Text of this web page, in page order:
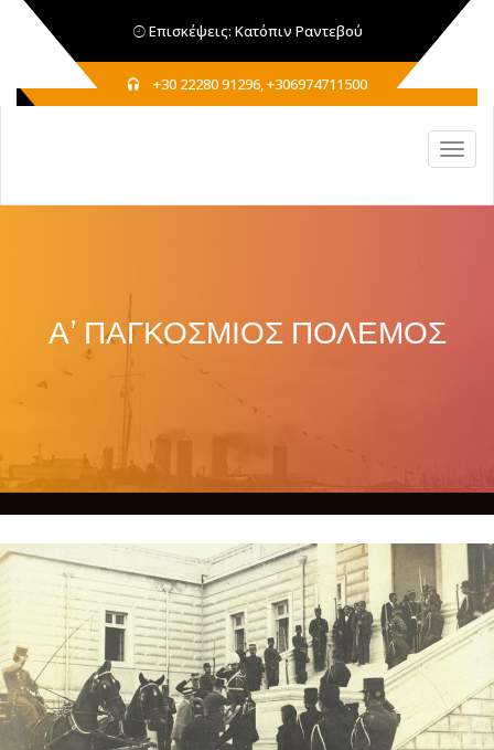
Επισκέψεις: Κατόπιν Ραντεβού
+30 22280 91296, +306974711500
Α’ ΠΑΓΚΟΣΜΙΟΣ ΠΟΛΕΜΟΣ